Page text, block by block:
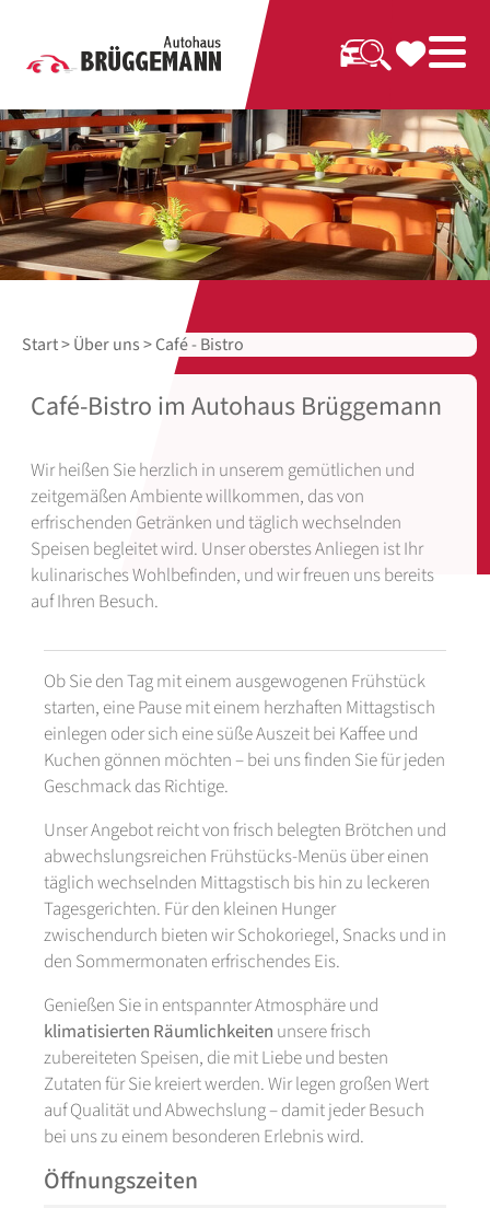
Start>Über uns> Café - Bistro
Café-Bistro im Autohaus Brüggemann
Wir heißen Sie herzlich in unserem gemütlichen und
zeitgemäßen Ambiente willkommen, das von
erfrischenden Getränken und täglich wechselnden
Speisen begleitet wird. Unser oberstes Anliegen ist Ihr
kulinarisches Wohlbefinden, und wir freuen uns bereits
auf Ihren Besuch.
Ob Sie den Tag mit einem ausgewogenen Frühstück
starten, eine Pause mit einem herzhaften Mittagstisch
einlegen oder sich eine süße Auszeit bei Kaffee und
Kuchen gönnen möchten – bei uns finden Sie für jeden
Geschmack das Richtige.
Unser Angebot reicht von frisch belegten Brötchen und
abwechslungsreichen Frühstücks-Menüs über einen
täglich wechselnden Mittagstisch bis hin zu leckeren
Tagesgerichten. Für den kleinen Hunger
zwischendurch bieten wir Schokoriegel, Snacks und in
den Sommermonaten erfrischendes Eis.
Genießen Sie in entspannter Atmosphäre und
klimatisierten Räumlichkeiten unsere frisch
zubereiteten Speisen, die mit Liebe und besten
Zutaten für Sie kreiert werden. Wir legen großen Wert
auf Qualität und Abwechslung – damit jeder Besuch
bei uns zu einem besonderen Erlebnis wird.
Öffnungszeiten